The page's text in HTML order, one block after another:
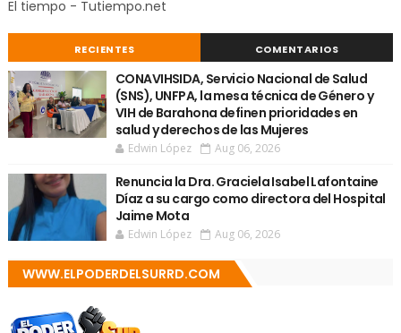
El tiempo - Tutiempo.net
RECIENTES COMENTARIOS
CONAVIHSIDA, Servicio Nacional de Salud
(SNS), UNFPA, la mesa técnica de Género y
VIH de Barahona definen prioridades en
salud y derechos de las Mujeres
Edwin López Aug 06, 2026
Renuncia la Dra. Graciela Isabel Lafontaine
Díaz a su cargo como directora del Hospital
Jaime Mota
Edwin López Aug 06, 2026
WWW.ELPODERDELSURRD.COM